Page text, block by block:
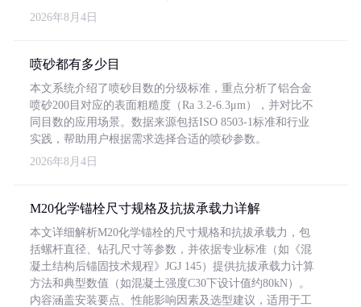
2026年8月4日
喷砂都有多少目
本文系统介绍了喷砂目数的分级标准，重点分析了铝合金
喷砂200目对应的表面粗糙度（Ra 3.2-6.3μm），并对比不
同目数的应用场景。数据来源包括ISO 8503-1标准和行业
实践，帮助用户根据需求选择合适的喷砂参数。
2026年8月4日
M20化学锚栓尺寸规格及抗拔承载力详解
本文详细解析M20化学锚栓的尺寸规格和抗拔承载力，包
括螺杆直径、钻孔尺寸等参数，并依据专业标准（如《混
凝土结构后锚固技术规程》JGJ 145）提供抗拔承载力计算
方法和典型数值（如混凝土强度C30下设计值约80kN）。
内容涵盖安装要点、性能影响因素及选型建议，适用于工